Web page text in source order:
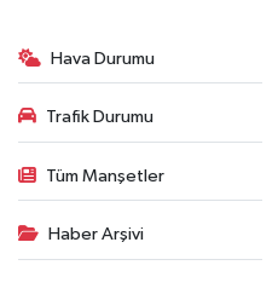
Hava Durumu
Trafik Durumu
Tüm Manşetler
Haber Arşivi